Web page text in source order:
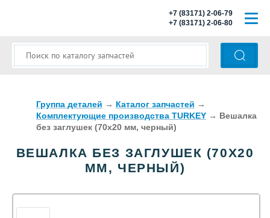
Группа деталей → Каталог запчастей →
Комплектующие производства TURKEY → Вешалка
без заглушек (70х20 мм, черный)
ВЕШАЛКА БЕЗ ЗАГЛУШЕК (70Х20
ММ, ЧЕРНЫЙ)
+7 (83171) 2-06-79
+7 (83171) 2-06-80
КАТАЛОГ ЗАПЧАСТЕЙ
МОДЕЛИ АВТОБУСОВ
ОПЛАТА И ДОСТАВКА